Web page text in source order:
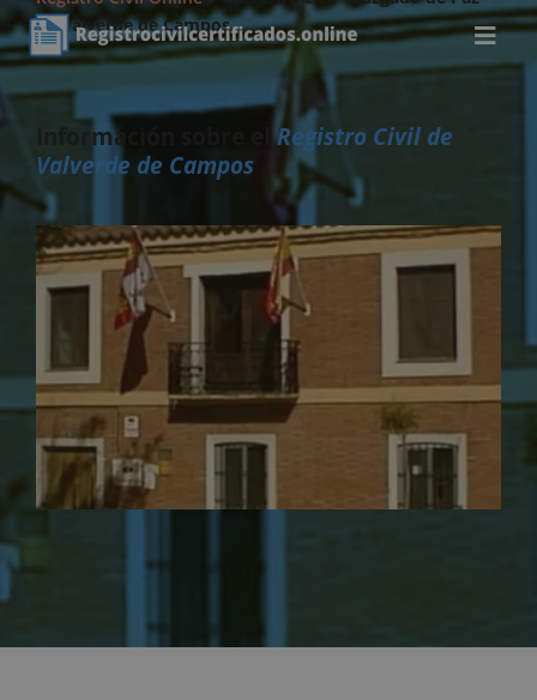
de Valverde de Campos
Información sobre elRegistro Civil de
Valverde de Campos